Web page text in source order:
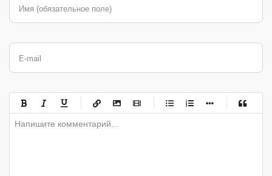
Имя (обязательное поле)
E-mail